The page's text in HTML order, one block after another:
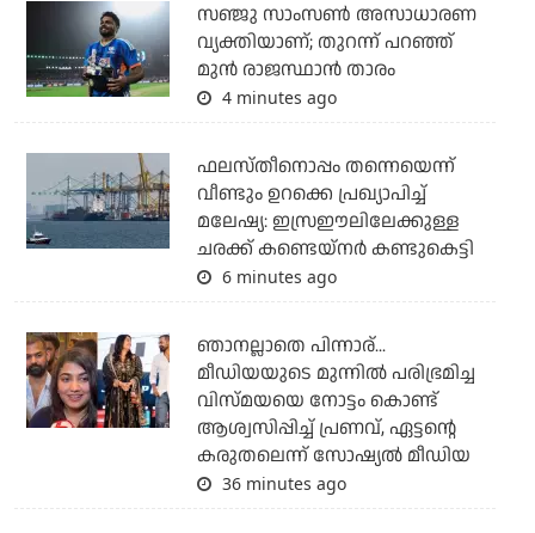
സഞ്ജു സാംസണ്‍ അസാധാരണ
വ്യക്തിയാണ്; തുറന്ന് പറഞ്ഞ്
മുന്‍ രാജസ്ഥാന്‍ താരം
4 minutes ago
ഫലസ്തീനൊപ്പം തന്നെയെന്ന്
വീണ്ടും ഉറക്കെ പ്രഖ്യാപിച്ച്
മലേഷ്യ: ഇസ്രഈലിലേക്കുള്ള
ചരക്ക് കണ്ടെയ്‌നര്‍ കണ്ടുകെട്ടി
6 minutes ago
ഞാനല്ലാതെ പിന്നാര്...
മീഡിയയുടെ മുന്നില്‍ പരിഭ്രമിച്ച
വിസ്മയയെ നോട്ടം കൊണ്ട്
ആശ്വസിപ്പിച്ച് പ്രണവ്, ഏട്ടന്റെ
കരുതലെന്ന് സോഷ്യല്‍ മീഡിയ
36 minutes ago